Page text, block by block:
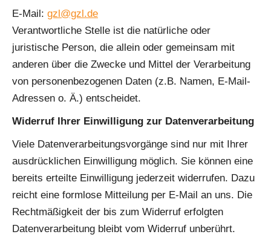
E-Mail: gzl@gzl.de
Verantwortliche Stelle ist die natürliche oder
juristische Person, die allein oder gemeinsam mit
anderen über die Zwecke und Mittel der Verarbeitung
von personenbezogenen Daten (z.B. Namen, E-Mail-
Adressen o. Ä.) entscheidet.
Widerruf Ihrer Einwilligung zur Datenverarbeitung
Viele Datenverarbeitungsvorgänge sind nur mit Ihrer
ausdrücklichen Einwilligung möglich. Sie können eine
bereits erteilte Einwilligung jederzeit widerrufen. Dazu
reicht eine formlose Mitteilung per E-Mail an uns. Die
Rechtmäßigkeit der bis zum Widerruf erfolgten
Datenverarbeitung bleibt vom Widerruf unberührt.